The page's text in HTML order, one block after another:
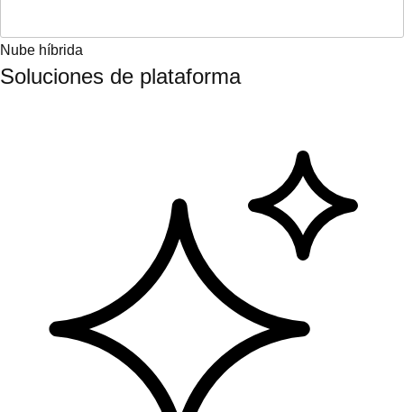
Nube híbrida
Soluciones de plataforma